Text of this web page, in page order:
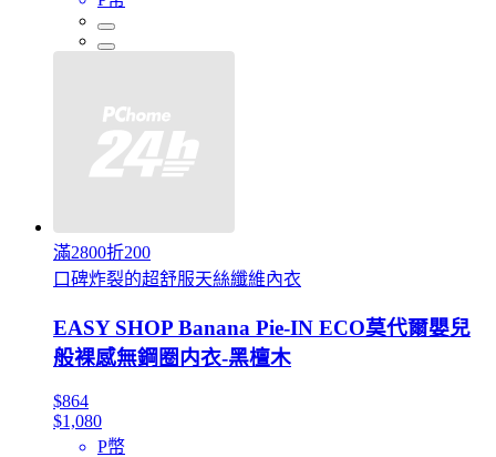
滿2800折200
口碑炸裂的超舒服天絲纖維內衣
EASY SHOP Banana Pie-IN ECO莫代爾嬰兒
般裸感無鋼圈内衣-黑檀木
$864
$1,080
P幣